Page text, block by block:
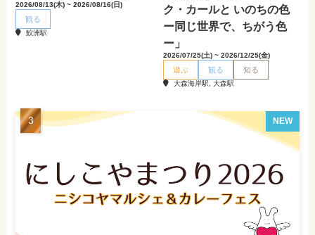
2026/08/13(木) ~ 2026/08/16(日)
観る
鮫洲駅
ク・カールと いのちの色
ー同じ世界で、ちがう色
ー」
2026/07/25(土) ~ 2026/12/25(金)
遊ぶ 観る 知る
大森海岸駅, 大森駅
NEW